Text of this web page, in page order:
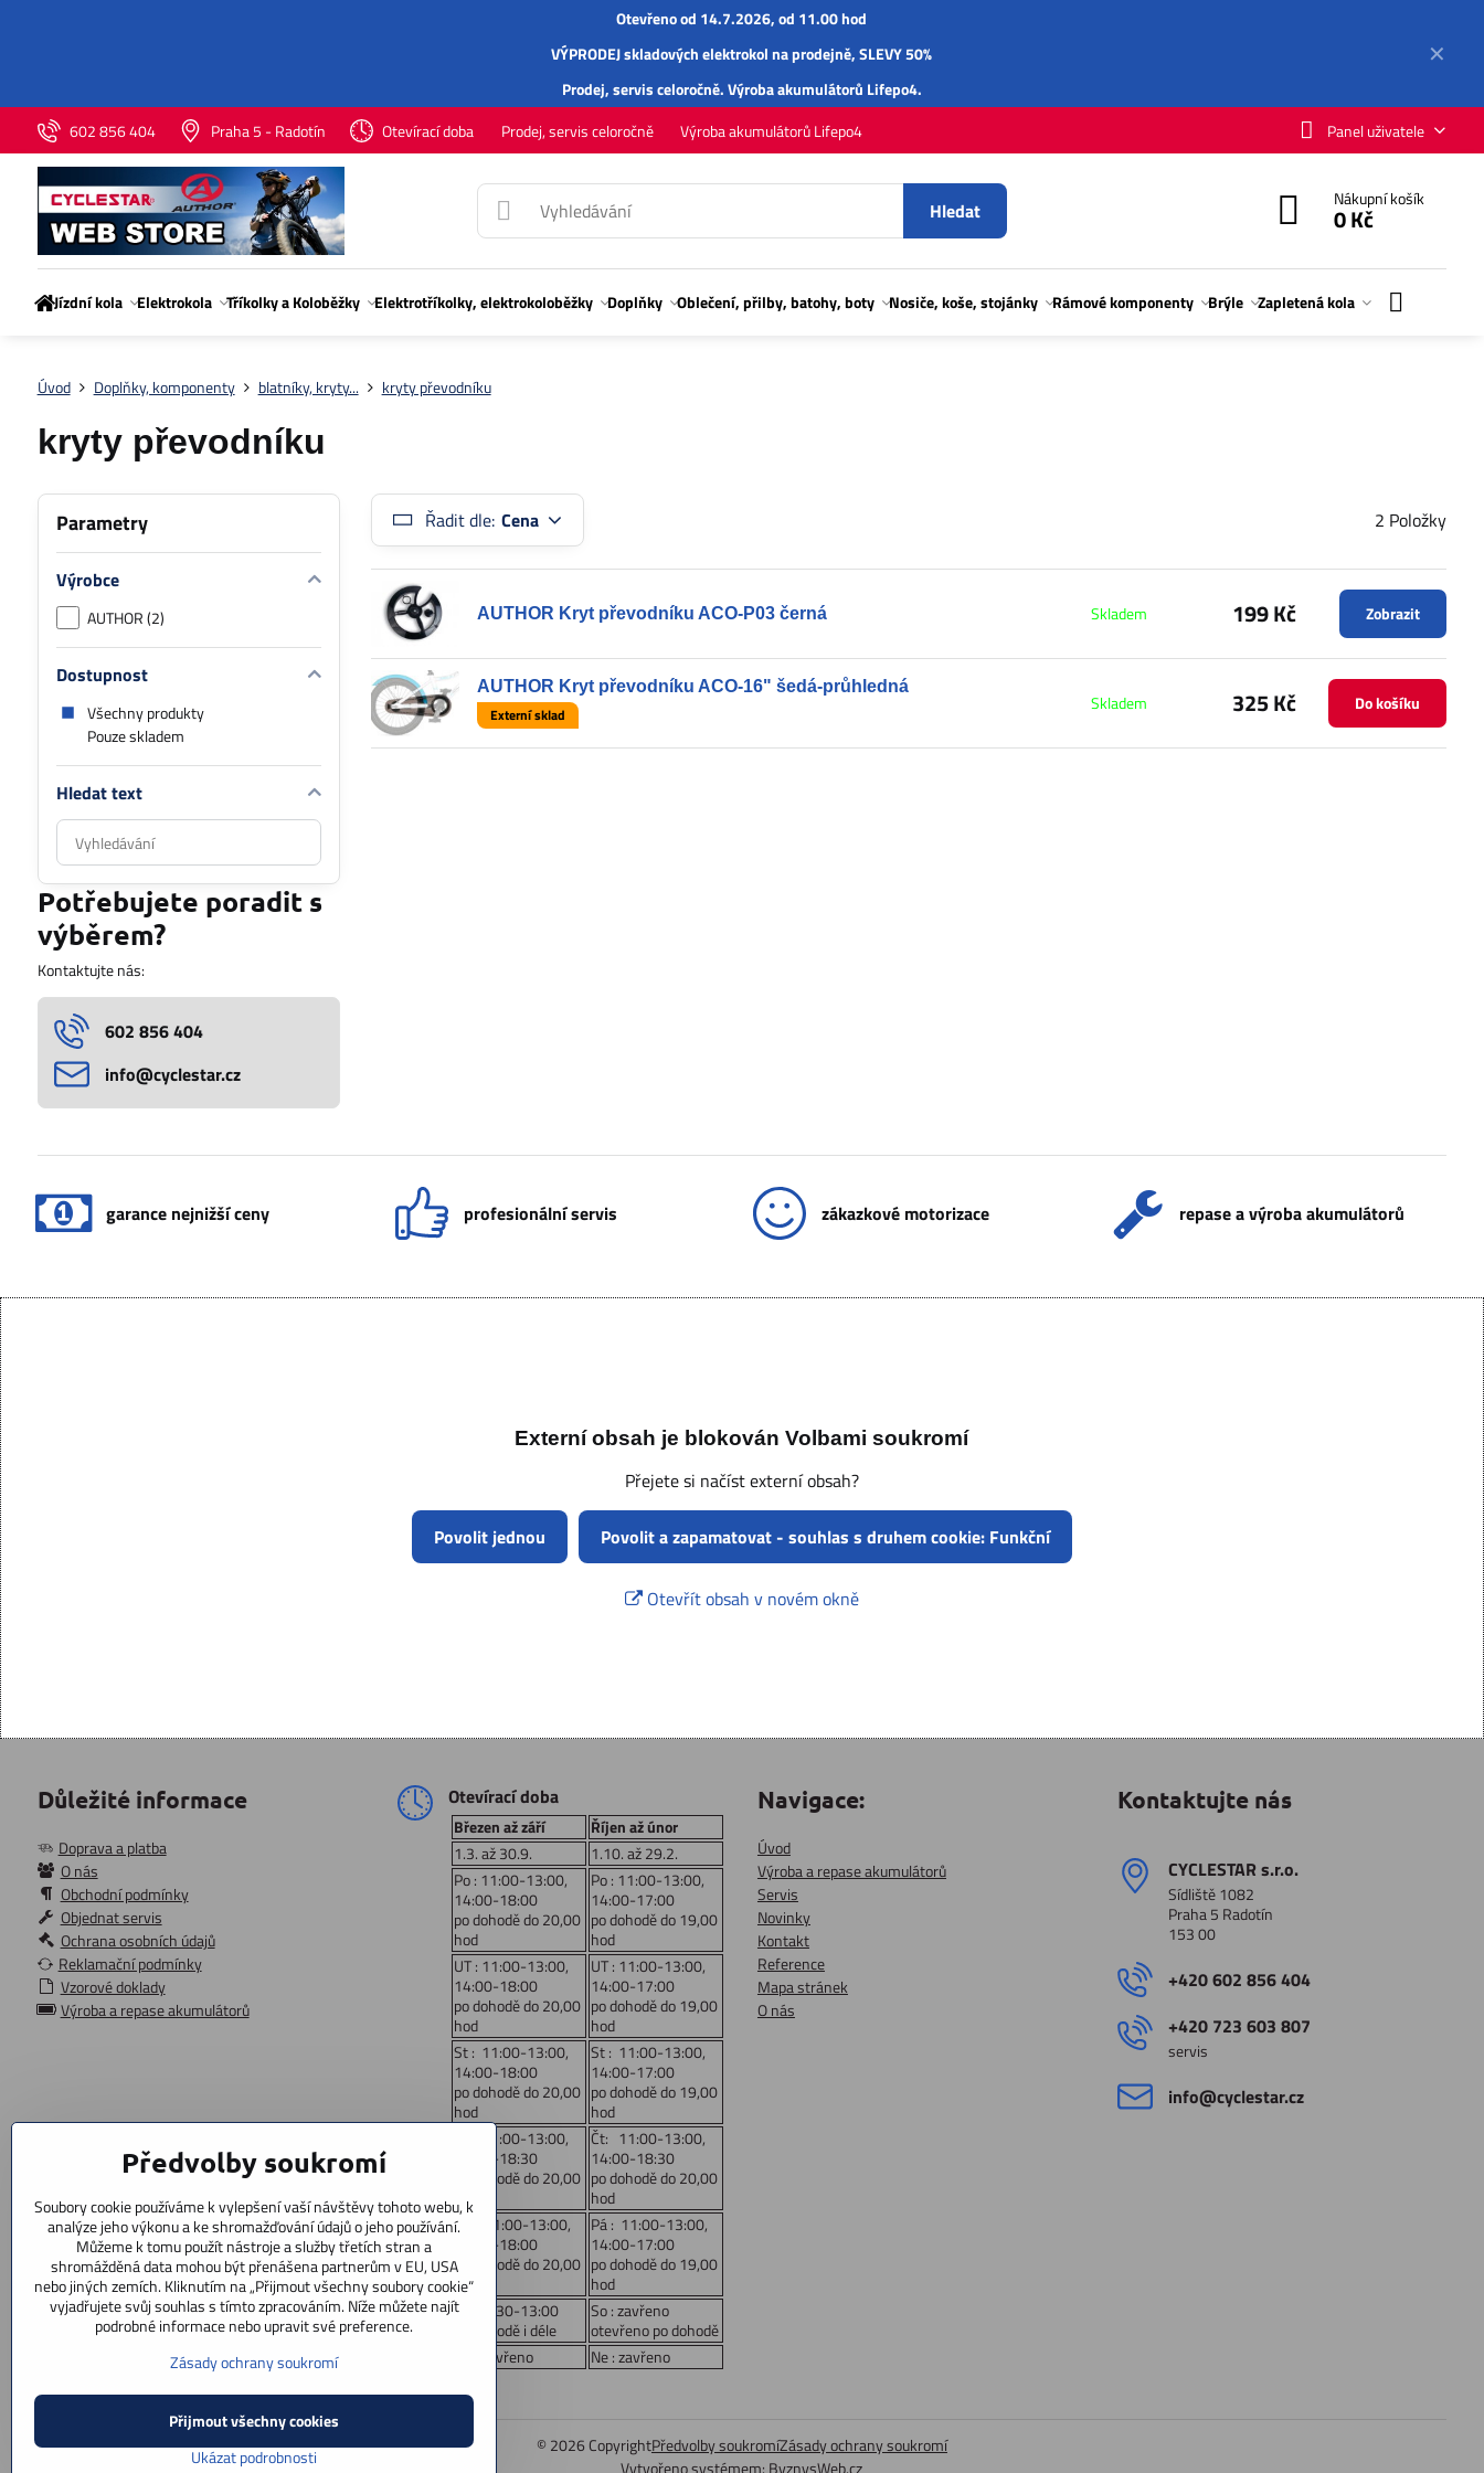
✕
Otevřeno od 14.7.2026, od 11.00 hod
VÝPRODEJ skladových elektrokol na prodejně, SLEVY 50%
Prodej,servisceloročně.Výroba akumulátorů Lifepo4.
602 856 404
Praha 5 - Radotín Otevírací doba Prodej, servis celoročně Výroba akumulátorů Lifepo4 Panel uživatele
Hledat Nákupní košík
0 Kč
Jízdní kola Elektrokola Tříkolky a Koloběžky Elektrotříkolky, elektrokoloběžky Doplňky Oblečení, přilby, batohy, boty Nosiče, koše, stojánky Rámové komponenty Brýle Zapletená kola
Úvod Doplňky, komponenty blatníky, kryty... kryty převodníku
kryty převodníku
Řadit dle: Cena 2 Položky
AUTHOR Kryt převodníku ACO-P03 černá Skladem 199 Kč Zobrazit
AUTHOR Kryt převodníku ACO-16" šedá-průhledná
Externí sklad
Skladem 325 Kč Do košíku
Parametry
Výrobce
AUTHOR (2)
Dostupnost
Všechny produkty
Pouze skladem
Hledat text
Prohledat
výsledky
filtru
fulltextem
Potřebujete poradit s
výběrem?
Kontaktujte nás:
602 856 404
info​@cyclestar​.cz
garance nejnižší ceny profesionální servis zákazkové motorizace repase a výroba akumulátorů
Externí obsah je blokován Volbami soukromí
Přejete si načíst externí obsah?
Povolit jednou Povolit a zapamatovat - souhlas s druhem cookie: Funkční
Otevřít obsah v novém okně
Důležité informace
Doprava a platba
O nás
Obchodní podmínky
Objednat servis
Ochrana osobních údajů
Reklamační podmínky
Vzorové doklady
Výroba a repase akumulátorů
Otevírací doba
Březen až září
Říjen až únor
1.3. až 30.9.
1.10. až 29.2.
Po : 11:00-13:00,
14:00-18:00
po dohodě do 20,00
hod
Po : 11:00-13:00,
14:00-17:00
po dohodě do 19,00
hod
UT : 11:00-13:00,
14:00-18:00
po dohodě do 20,00
hod
UT : 11:00-13:00,
14:00-17:00
po dohodě do 19,00
hod
St : 11:00-13:00,
14:00-18:00
po dohodě do 20,00
hod
St : 11:00-13:00,
14:00-17:00
po dohodě do 19,00
hod
Čt: 11:00-13:00,
14:00-18:30
po dohodě do 20,00
hod
Čt: 11:00-13:00,
14:00-18:30
po dohodě do 20,00
hod
Pá : 11:00-13:00,
14:00-18:00
po dohodě do 20,00
hod
Pá : 11:00-13:00,
14:00-17:00
po dohodě do 19,00
hod
So: 9:30-13:00
po dohodě i déle
So : zavřeno
otevřeno po dohodě
Ne : zavřeno
Ne : zavřeno
Navigace:
Úvod
Výroba a repase akumulátorů
Servis
Novinky
Kontakt
Reference
Mapa stránek
O nás
Kontaktujte nás
CYCLESTAR s​.r​.o​.
Sídliště 1082
Praha 5 Radotín
153 00
+420 602 856 404
+420 723 603 807
servis
info​@cyclestar​.cz
© 2026 CopyrightPředvolby soukromíZásady ochrany soukromí
Vytvořeno systémem: ByznysWeb.cz
Předvolby soukromí
Soubory cookie používáme k vylepšení vaší návštěvy tohoto webu, k
analýze jeho výkonu a ke shromažďování údajů o jeho používání.
Můžeme k tomu použít nástroje a služby třetích stran a
shromážděná data mohou být přenášena partnerům v EU, USA
nebo jiných zemích. Kliknutím na „Přijmout všechny soubory cookie“
vyjadřujete svůj souhlas s tímto zpracováním. Níže můžete najít
podrobné informace nebo upravit své preference.
Zásady ochrany soukromí
Ukázat podrobnosti
Přijmout všechny cookies